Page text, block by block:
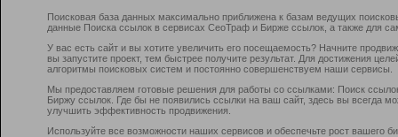
Поисковая база данных максимально приближена к базам ведущих
данные Поиска ссылок в сервисах СеоТраф и Бирже ссылок, а также для
У вас есть сайт и вы хотите увеличить его посещаемость? Начните
вы запустите проект, тем быстрее получите результат. Для достижения
алгоритмы поисковых систем и постоянно совершенствуем наши сервисы.
Мы предоставляем готовые решения для работы со ссылками: Поиск
Биржу ссылок. Где бы не появились ссылки на ваш сайт, здесь вы всегда
улучшить эффективность продвижения.
Используйте все возможности наших сервисов и обеспечьте рост вашего